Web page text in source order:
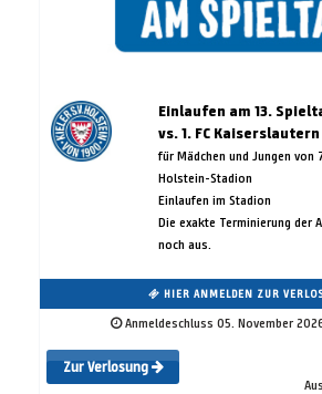
Einlaufen am 13.
vs. 1. FC Kaiserslautern
für Mädchen und Jungen von
Holstein-Stadion
Einlaufen im Stadion
Die exakte Terminierung der
noch aus.
HIER ANMELDEN ZUR
Anmeldeschluss 05. November
Zur Verlosung